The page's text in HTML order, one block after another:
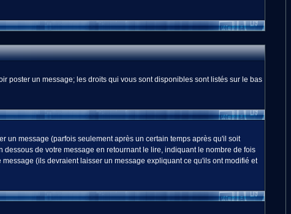
poster un message; les droits qui vous sont disponibles sont listés sur le bas
un message (parfois seulement après un certain temps après qu'il soit
de votre message en retournant le lire, indiquant le nombre de fois
(ils devraient laisser un message expliquant ce qu'ils ont modifié et